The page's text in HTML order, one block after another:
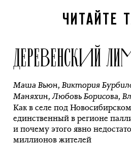
ЧИТАЙТЕ
ДЕРЕВЕНСКИЙ
Маша Вьюн,Виктория
Маняхин,Любовь Борисова,
Как в селе под
единственный в регионе
и почему этого явно
миллионов жителей